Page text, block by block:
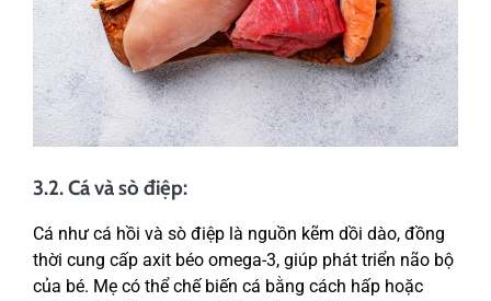
3.2. Cá và sò điệp:
Cá như cá hồi và sò điệp là nguồn kẽm dồi dào, đồng
thời cung cấp axit béo omega-3, giúp phát triển não bộ
của bé. Mẹ có thể chế biến cá bằng cách hấp hoặc